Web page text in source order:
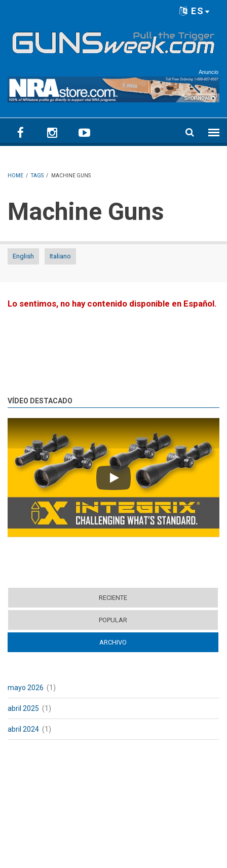
ES
Anuncio
HOME / TAGS / MACHINE GUNS
Machine Guns
English Italiano
Lo sentimos, no hay contenido disponible en Español.
VÍDEO DESTACADO
Play
RECIENTE
POPULAR
ARCHIVO
mayo 2026 (1)
abril 2025 (1)
abril 2024 (1)